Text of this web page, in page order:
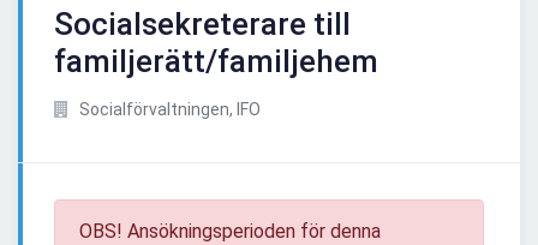
Socialsekreterare till
familjerätt/familjehem
Socialförvaltningen, IFO
OBS! Ansökningsperioden för denna